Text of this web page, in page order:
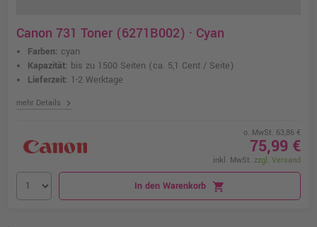
Canon 731 Toner (6271B002) · Cyan
Farben: cyan
Kapazität: bis zu 1500 Seiten (ca. 5,1 Cent / Seite)
Lieferzeit: 1-2 Werktage
mehr Details chevron_right
o. MwSt. 63,86 €
75,99 €
inkl. MwSt. zzgl. Versand
In den Warenkorb shopping_cart